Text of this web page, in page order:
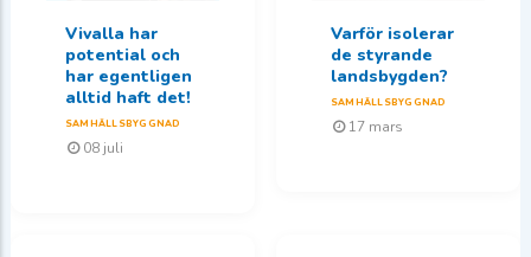
Vivalla har
potential och
har egentligen
alltid haft det!
SAMHÄLLSBYGGNAD
08 juli
Varför isolerar
de styrande
landsbygden?
SAMHÄLLSBYGGNAD
17 mars